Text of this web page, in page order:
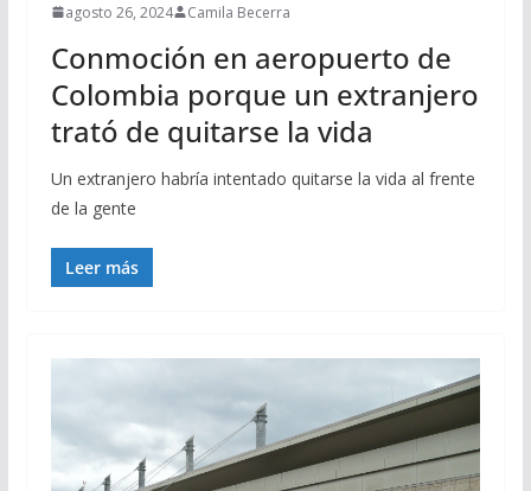
agosto 26, 2024 Camila Becerra
Conmoción en aeropuerto de
Colombia porque un extranjero
trató de quitarse la vida
Un extranjero habría intentado quitarse la vida al frente
de la gente
Leer más